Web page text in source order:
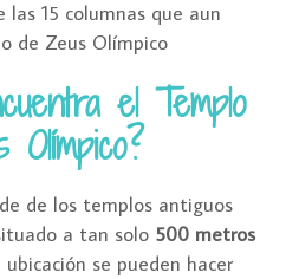
el Templo
Olímpico?
de los templos antiguos
a tan solo 500 metros
ubicación se pueden hacer